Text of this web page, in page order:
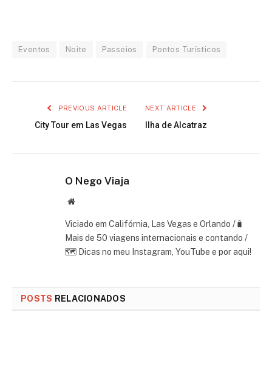
Eventos Noite Passeios Pontos Turísticos
PREVIOUS ARTICLE
City Tour em Las Vegas
NEXT ARTICLE
Ilha de Alcatraz
O Nego Viaja
Website
Viciado em Califórnia, Las Vegas e Orlando /🧳
Mais de 50 viagens internacionais e contando /
🗺 Dicas no meu Instagram, YouTube e por aqui!
POSTS RELACIONADOS